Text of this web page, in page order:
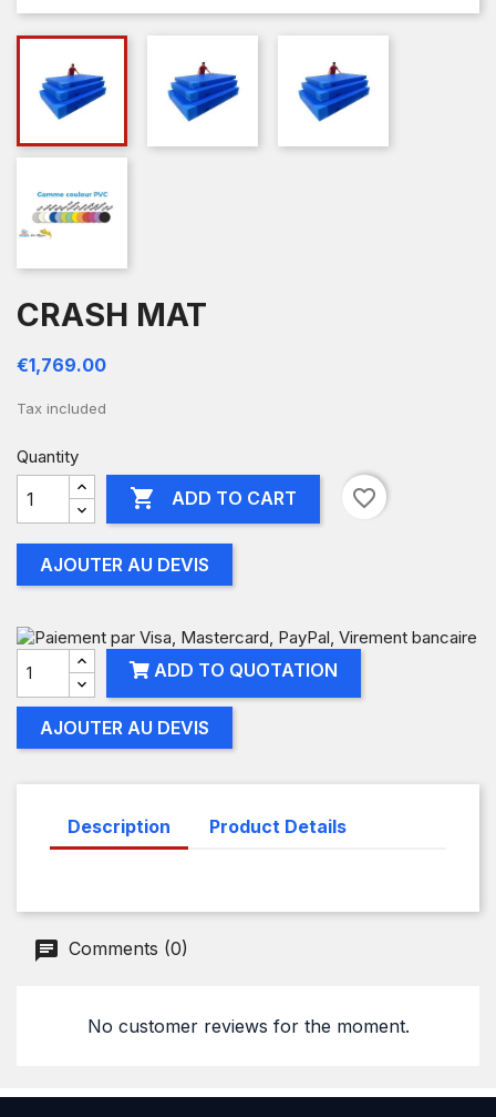
CRASH MAT
€1,769.00
Tax included
Quantity
 ADD TO CART favorite_border
AJOUTER AU DEVIS
ADD TO QUOTATION
AJOUTER AU DEVIS
Description Product Details
Comments (0)
No customer reviews for the moment.